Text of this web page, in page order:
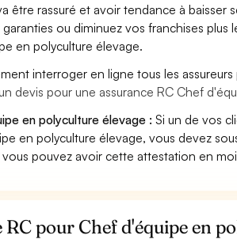
être rassuré et avoir tendance à baisser
ou diminuez vos franchises plus
en polyculture élevage.
interroger en ligne tous les
devis pour une assurance RC Chef
en polyculture élevage : Si un de vos
en polyculture élevage, vous devez
pouvez avoir cette attestation en
pour Chef d'équipe en